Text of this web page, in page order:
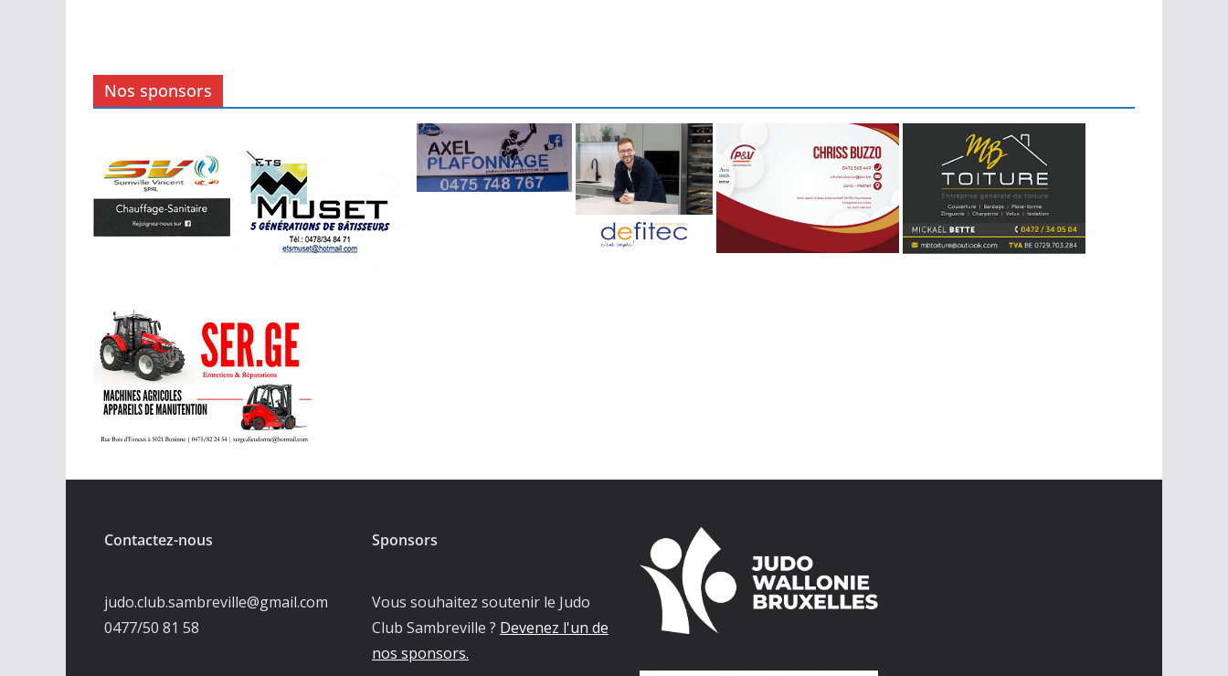
Nos sponsors
Contactez-nous
judo.club.sambreville@gmail.com
0477/50 81 58
Sponsors
Vous souhaitez soutenir le Judo
Club Sambreville ? Devenez l'un de
nos sponsors.